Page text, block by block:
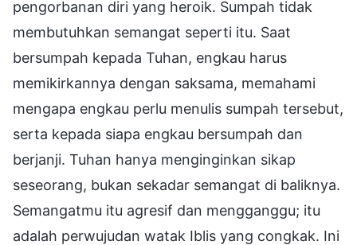
pengorbanan diri yang heroik. Sumpah tidak
membutuhkan semangat seperti itu. Saat
bersumpah kepada Tuhan, engkau harus
memikirkannya dengan saksama, memahami
mengapa engkau perlu menulis sumpah tersebut,
serta kepada siapa engkau bersumpah dan
berjanji. Tuhan hanya menginginkan sikap
seseorang, bukan sekadar semangat di baliknya.
Semangatmu itu agresif dan mengganggu; itu
adalah perwujudan watak Iblis yang congkak. Ini